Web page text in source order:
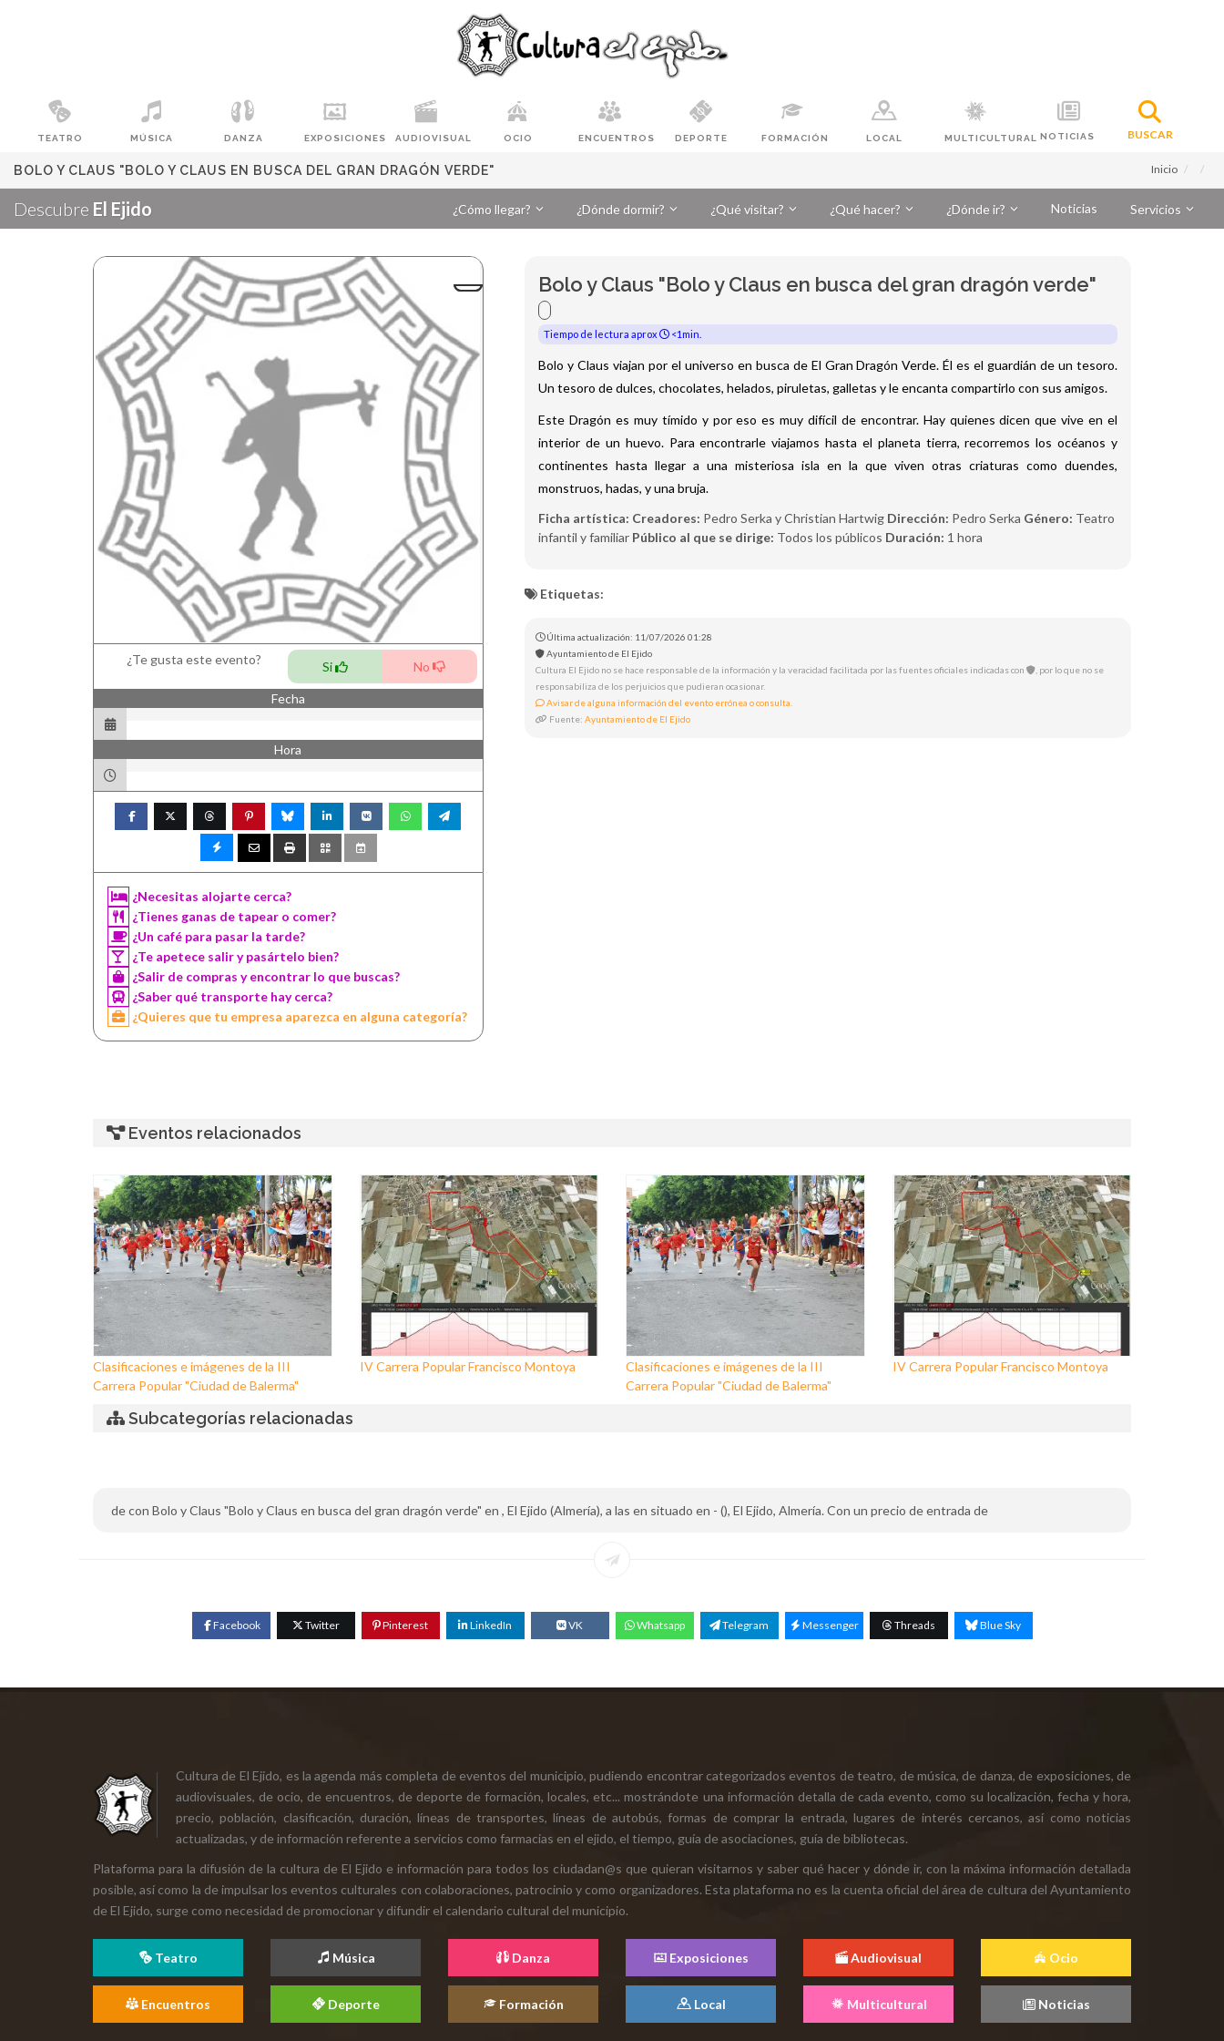
TEATRO MÚSICA DANZA EXPOSICIONES AUDIOVISUAL OCIO ENCUENTROS DEPORTE FORMACIÓN LOCAL MULTICULTURAL NOTICIAS BUSCAR
BOLO Y CLAUS "BOLO Y CLAUS EN BUSCA DEL GRAN DRAGÓN VERDE" Inicio
Descubre El Ejido ¿Cómo llegar? ¿Dónde dormir? ¿Qué visitar? ¿Qué hacer? ¿Dónde ir? Noticias Servicios
¿Te gusta este evento? Si No
Fecha
Hora
¿Necesitas alojarte cerca?
¿Tienes ganas de tapear o comer?
¿Un café para pasar la tarde?
¿Te apetece salir y pasártelo bien?
¿Salir de compras y encontrar lo que buscas?
¿Saber qué transporte hay cerca?
¿Quieres que tu empresa aparezca en alguna categoría?
Bolo y Claus "Bolo y Claus en busca del gran dragón verde"
Tiempo de lectura aprox <1min.
Bolo y Claus viajan por el universo en busca de El Gran Dragón Verde. Él es el guardián de un tesoro.
Un tesoro de dulces, chocolates, helados, piruletas, galletas y le encanta compartirlo con sus amigos.
Este Dragón es muy tímido y por eso es muy difícil de encontrar. Hay quienes dicen que vive en el
interior de un huevo. Para encontrarle viajamos hasta el planeta tierra, recorremos los océanos y
continentes hasta llegar a una misteriosa isla en la que viven otras criaturas como duendes,
monstruos, hadas, y una bruja.
Ficha artística: Creadores: Pedro Serka y Christian Hartwig Dirección: Pedro Serka Género: Teatro
infantil y familiar Público al que se dirige: Todos los públicos Duración: 1 hora
Etiquetas:
Última actualización: 11/07/2026 01:28
Ayuntamiento de El Ejido
Cultura El Ejido no se hace responsable de la información y la veracidad facilitada por las fuentes oficiales indicadas con
, por lo que no se
responsabiliza de los perjuicios que pudieran ocasionar.
Avisar de alguna información del evento errónea o consulta.
Fuente:Ayuntamiento de El Ejido
Eventos relacionados
Clasificaciones e imágenes de la III
Carrera Popular "Ciudad de Balerma"
IV Carrera Popular Francisco Montoya
Clasificaciones e imágenes de la III
Carrera Popular "Ciudad de Balerma"
IV Carrera Popular Francisco Montoya
Subcategorías relacionadas
de con Bolo y Claus "Bolo y Claus en busca del gran dragón verde" en , El Ejido (Almería), a las en situado en - (), El Ejido, Almería. Con un precio de entrada de
Facebook Twitter Pinterest LinkedIn VK Whatsapp Telegram Messenger Threads Blue Sky
Cultura de El Ejido, es la agenda más completa de eventos del municipio, pudiendo encontrar categorizados eventos de teatro, de música, de danza, de exposiciones, de
audiovisuales, de ocio, de encuentros, de deporte de formación, locales, etc... mostrándote una información detalla de cada evento, como su localización, fecha y hora,
precio, población, clasificación, duración, líneas de transportes, líneas de autobús, formas de comprar la entrada, lugares de interés cercanos, así como noticias
actualizadas, y de información referente a servicios como farmacias en el ejido, el tiempo, guía de asociaciones, guía de bibliotecas.
Plataforma para la difusión de la cultura de El Ejido e información para todos los ciudadan@s que quieran visitarnos y saber qué hacer y dónde ir, con la máxima información detallada
posible, así como la de impulsar los eventos culturales con colaboraciones, patrocinio y como organizadores. Esta plataforma no es la cuenta oficial del área de cultura del Ayuntamiento
de El Ejido, surge como necesidad de promocionar y difundir el calendario cultural del municipio.
Teatro Música Danza Exposiciones Audiovisual Ocio
Encuentros Deporte Formación Local Multicultural Noticias